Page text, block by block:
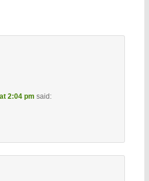
2:04 pm said: